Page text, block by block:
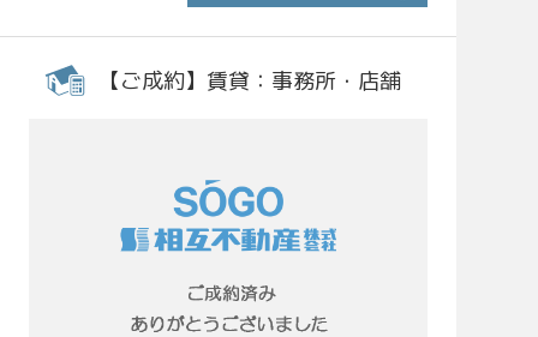
【ご成約】賃貸：事務所・店舗